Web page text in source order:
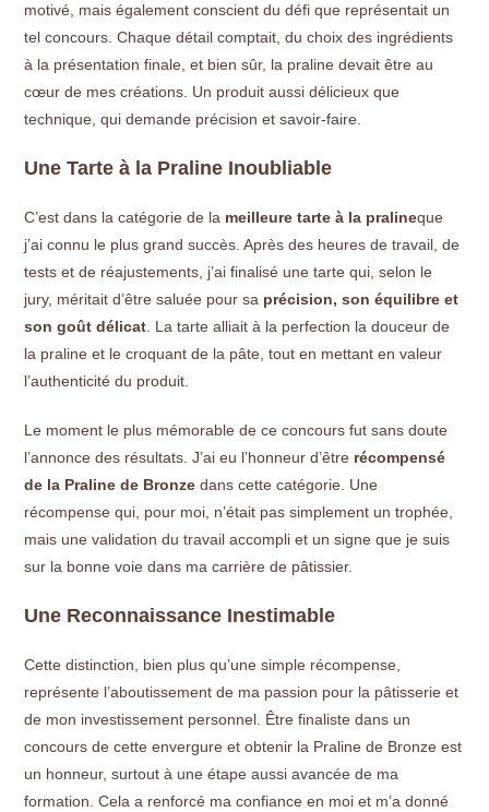
motivé, mais également conscient du défi que représentait un
tel concours. Chaque détail comptait, du choix des ingrédients
à la présentation finale, et bien sûr, la praline devait être au
cœur de mes créations. Un produit aussi délicieux que
technique, qui demande précision et savoir-faire.
Une Tarte à la Praline Inoubliable
C’est dans la catégorie de la meilleure tarte à la pralineque
j’ai connu le plus grand succès. Après des heures de travail, de
tests et de réajustements, j’ai finalisé une tarte qui, selon le
jury, méritait d’être saluée pour sa précision, son équilibre et
son goût délicat . La tarte alliait à la perfection la douceur de
la praline et le croquant de la pâte, tout en mettant en valeur
l’authenticité du produit.
Le moment le plus mémorable de ce concours fut sans doute
l’annonce des résultats. J’ai eu l’honneur d’être récompensé
de la Praline de Bronze dans cette catégorie. Une
récompense qui, pour moi, n’était pas simplement un trophée,
mais une validation du travail accompli et un signe que je suis
sur la bonne voie dans ma carrière de pâtissier.
Une Reconnaissance Inestimable
Cette distinction, bien plus qu’une simple récompense,
représente l’aboutissement de ma passion pour la pâtisserie et
de mon investissement personnel. Être finaliste dans un
concours de cette envergure et obtenir la Praline de Bronze est
un honneur, surtout à une étape aussi avancée de ma
formation. Cela a renforcé ma confiance en moi et m’a donné